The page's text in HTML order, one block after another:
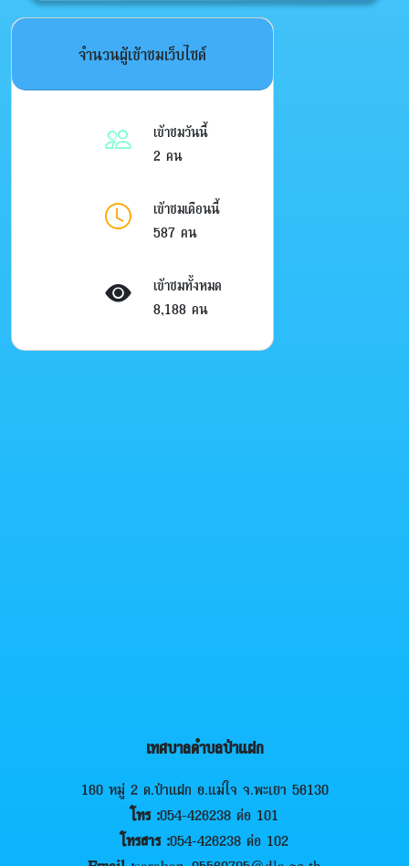
จำนวนผู้เข้าชมเว็บไซต์
เข้าชมวันนี้
2 คน
เข้าชมเดือนนี้
587 คน
เข้าชมทั้งหมด
8,188 คน
เทศบาลตำบลป่าแฝก
160 หมู่ 2 ต.ป่าแฝก อ.แม่ใจ จ.พะเยา 56130
โทร :054-426238 ต่อ 101
โทรสาร :054-426238 ต่อ 102